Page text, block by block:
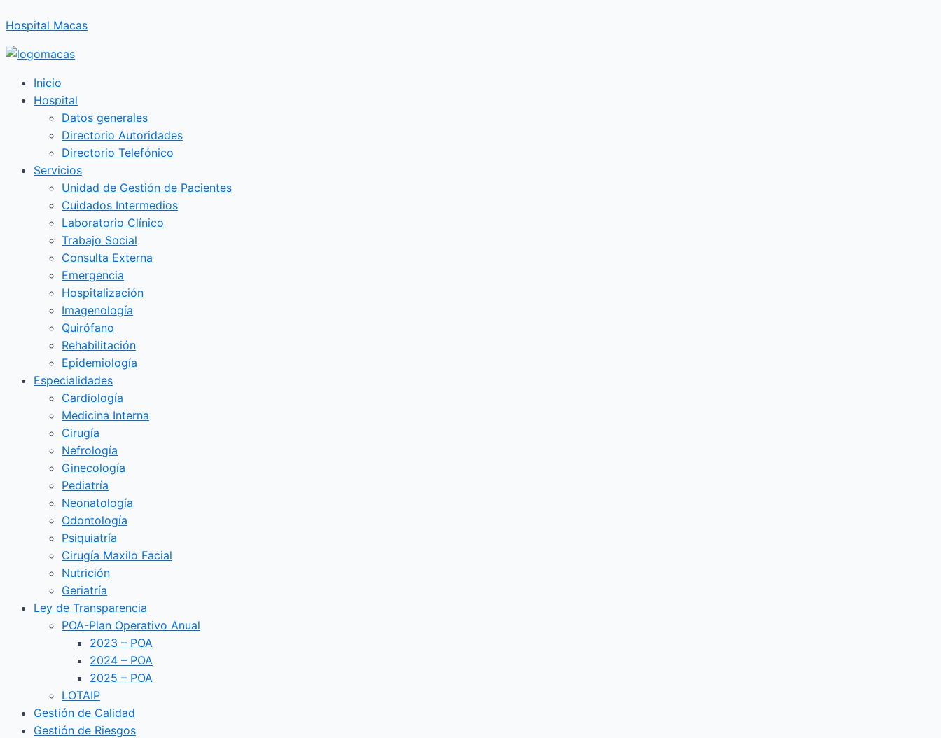
al
contenido
Hospital Macas
Inicio
Hospital
Datos generales
Directorio Autoridades
Directorio Telefónico
Servicios
Unidad de Gestión de Pacientes
Cuidados Intermedios
Laboratorio Clínico
Trabajo Social
Consulta Externa
Emergencia
Hospitalización
Imagenología
Quirófano
Rehabilitación
Epidemiología
Especialidades
Cardiología
Medicina Interna
Cirugía
Nefrología
Ginecología
Pediatría
Neonatología
Odontología
Psiquiatría
Cirugía Maxilo Facial
Nutrición
Geriatría
Ley de Transparencia
POA-Plan Operativo Anual
2023 – POA
2024 – POA
2025 – POA
LOTAIP
Gestión de Calidad
Gestión de Riesgos